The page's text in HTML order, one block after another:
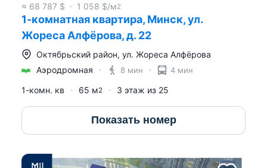
≈ 68 787 $ 1 058 $/м2
1-комнатная квартира, Минск, ул.
Жореса Алфёрова, д. 22
Октябрьский район, ул. Жореса Алфёрова
Аэродромная
8 мин 4 мин
1-комн. кв 65 м2 3 этаж из 25
Показать номер